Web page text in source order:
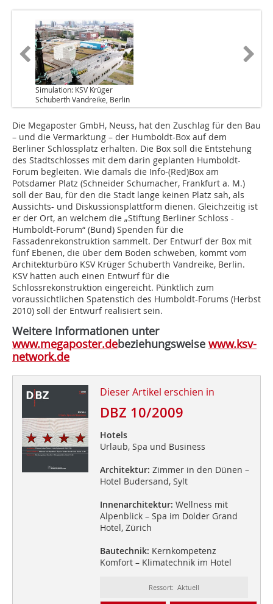
Simulation: KSV Krüger
Schuberth Vandreike, Berlin
Die Megaposter GmbH, Neuss, hat den Zuschlag für den Bau
– und die Vermarktung – der Humboldt-Box auf dem
Berliner Schlossplatz erhalten. Die Box soll die Entstehung
des Stadtschlosses mit dem darin geplanten Humboldt-
Forum begleiten. Wie damals die Info-(Red)Box am
Potsdamer Platz (Schneider Schumacher, Frankfurt a. M.)
soll der Bau, für den die Stadt lange keinen Platz sah, als
Aussichts- und Diskussionsplattform dienen. Gleichzeitig ist
er der Ort, an welchem die „Stiftung Berliner Schloss -
Humboldt-Forum“ (Bund) Spenden für die
Fassadenrekonstruktion sammelt. Der Entwurf der Box mit
fünf Ebenen, die über dem Boden schweben, kommt vom
Architekturbüro KSV Krüger Schuberth Vandreike, Berlin.
KSV hatten auch einen Entwurf für die
Schlossrekonstruktion eingereicht. Pünktlich zum
voraussichtlichen Spatenstich des Humboldt-Forums (Herbst
2010) soll der Entwurf realisiert sein.
Weitere Informationen unter
www.megaposter.debeziehungsweise www.ksv-
network.de
Dieser Artikel erschien in
DBZ 10/2009
Hotels
Urlaub, Spa und Business
Architektur: Zimmer in den Dünen –
Hotel Budersand, Sylt
Innenarchitektur: Wellness mit
Alpenblick – Spa im Dolder Grand
Hotel, Zürich
Bautechnik: Kernkompetenz
Komfort – Klimatechnik im Hotel
Ressort: Aktuell